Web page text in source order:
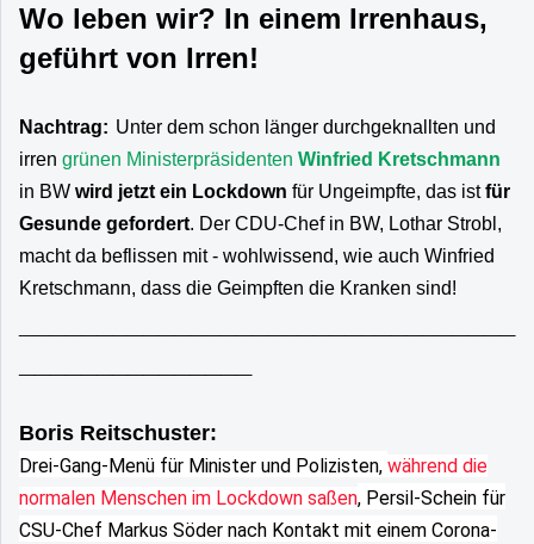
Wo leben wir? In einem Irrenhaus,
geführt von Irren!
Nachtrag: Unter dem schon länger durchgeknallten und
irren grünen Ministerpräsidenten Winfried Kretschmann
in BW wird jetzt ein Lockdown für Ungeimpfte, das istfür
Gesunde gefordert. Der CDU-Chef in BW, Lothar Strobl,
macht da beflissen mit - wohlwissend, wie auch Winfried
Kretschmann, dass die Geimpften die Kranken sind!
Boris Reitschuster:
Drei-Gang-Menü für Minister und Polizisten, während die
normalen Menschen im Lockdown saßen, Persil-Schein für
CSU-Chef Markus Söder nach Kontakt mit einem Corona-